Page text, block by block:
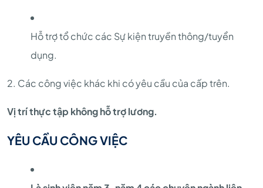
Hỗ trợ tổ chức các Sự kiện truyền thông/tuyển
dụng.
2. Các công việc khác khi có yêu cầu của cấp trên.
Vị trí thực tập không hỗ trợ lương.
YÊU CẦU CÔNG VIỆC